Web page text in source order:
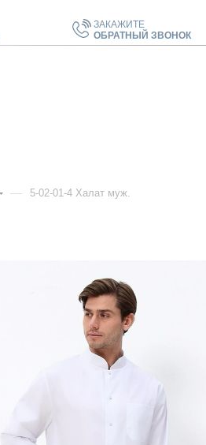
ЗАКАЖИТЕ
ОБРАТНЫЙ ЗВОНОК
— 5-02-01-4 Халат муж.